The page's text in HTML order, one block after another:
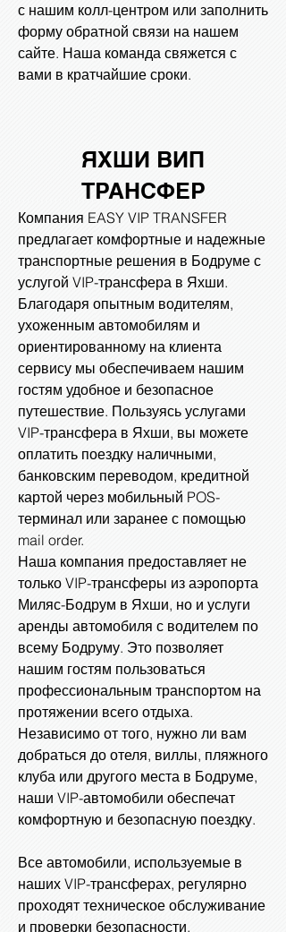
с нашим колл-центром или заполнить
форму обратной связи на нашем
сайте. Наша команда свяжется с
вами в кратчайшие сроки.
ЯХШИ ВИП
ТРАНСФЕР
Компания EASY VIP TRANSFER
предлагает комфортные и надежные
транспортные решения в Бодруме с
услугой VIP-трансфера в Яхши.
Благодаря опытным водителям,
ухоженным автомобилям и
ориентированному на клиента
сервису мы обеспечиваем нашим
гостям удобное и безопасное
путешествие. Пользуясь услугами
VIP-трансфера в Яхши, вы можете
оплатить поездку наличными,
банковским переводом, кредитной
картой через мобильный POS-
терминал или заранее с помощью
mail order.
Наша компания предоставляет не
только VIP-трансферы из аэропорта
Миляс-Бодрум в Яхши, но и услуги
аренды автомобиля с водителем по
всему Бодруму. Это позволяет
нашим гостям пользоваться
профессиональным транспортом на
протяжении всего отдыха.
Независимо от того, нужно ли вам
добраться до отеля, виллы, пляжного
клуба или другого места в Бодруме,
наши VIP-автомобили обеспечат
комфортную и безопасную поездку.
Все автомобили, используемые в
наших VIP-трансферах, регулярно
проходят техническое обслуживание
и проверки безопасности.